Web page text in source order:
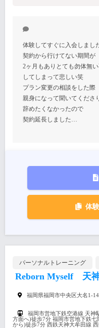
体験してすぐに入会しまし
契約から行けてない期間が
2ヶ月もありとても勿体無
してしまって悲しい笑
プラン変更の相談をした際
親身になって聞いてくださ
辞めたくなかったので
契約延長しました…
体
パーソナルトレーニング
Reborn Myself 天
福岡県福岡市中央区大名1-
福岡市営地下鉄空港線 天神
方面へ)徒歩7分 福岡市営地下鉄
から)徒歩7分 西鉄天神大牟田線